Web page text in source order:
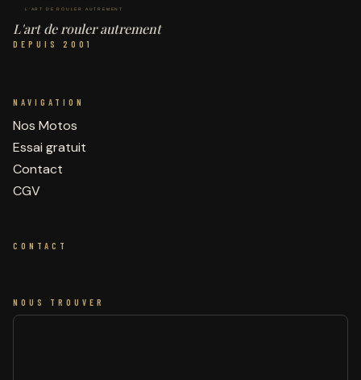
L'art de rouler autrement
DEPUIS 2001
NAVIGATION
Nos Motos
Essai gratuit
Contact
CGV
CONTACT
NOUS TROUVER